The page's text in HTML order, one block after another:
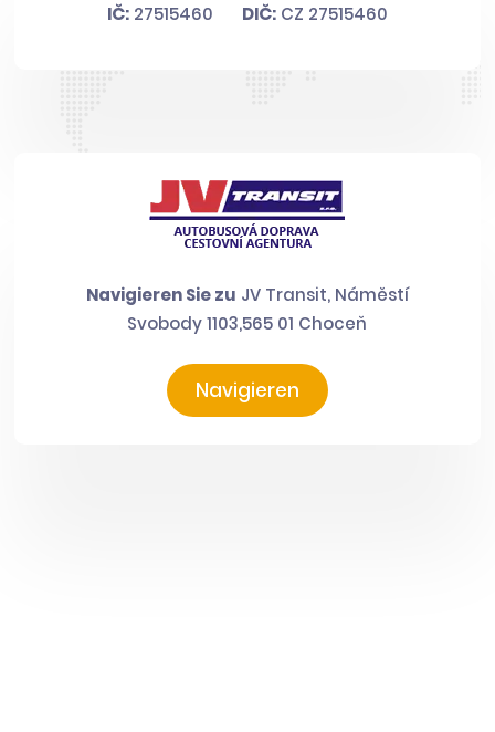
IČ:27515460 DIČ: CZ 27515460
Navigieren Sie zu JV Transit, Náměstí
Svobody 1103,565 01 Choceň
Navigieren